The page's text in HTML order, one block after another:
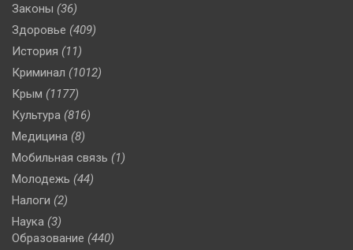
Законы (36)
Здоровье (409)
История (11)
Криминал (1012)
Крым (1177)
Культура (816)
Медицина (8)
Мобильная связь (1)
Молодежь (44)
Налоги (2)
Наука (3)
Образование (440)